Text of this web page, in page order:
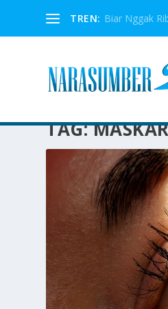
TREN: Biar Nggak
TAG: